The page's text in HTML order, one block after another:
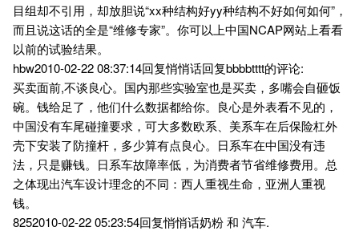
目组却不引用，却放胆说“xx种结构好yy种结构不好如何如何”，
而且说这话的全是“维修专家”。你可以上中国NCAP网站上看看
以前的试验结果。
hbw2010-02-22 08:37:14回复悄悄话回复bbbbtttt的评论:
买卖面前,不谈良心。国内那些实验室也是买卖，多嘴会自砸饭
碗。钱给足了，他们什么数据都给你。良心是外表看不见的，
中国没有车尾碰撞要求，可大多数欧系、美系车在后保险杠外
壳下安装了防撞杆，多少算有点良心。日系车在中国没有违
法，只是赚钱。日系车故障率低，为消费者节省维修费用。总
之体现出汽车设计理念的不同：西人重视生命，亚洲人重视
钱。
8252010-02-22 05:23:54回复悄悄话奶粉 和 汽车.